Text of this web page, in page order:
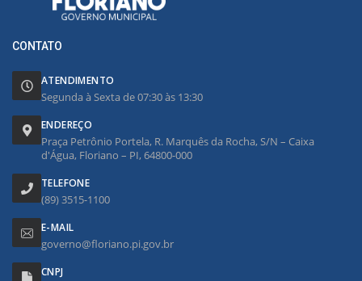
CONTATO
ATENDIMENTO
Segunda à Sexta de 07:30 às 13:30
ENDEREÇO
Praça Petrônio Portela, R. Marquês da Rocha, S/N – Caixa
d'Água, Floriano – PI, 64800-000
TELEFONE
(89) 3515-1100
E-MAIL
governo@floriano.pi.gov.br
CNPJ